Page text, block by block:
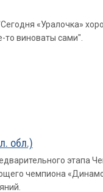
«Уралочка»
то виноваты сами".
обл.)
этапа
чемпиона